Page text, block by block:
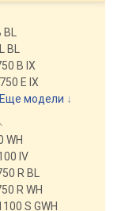
BL
B IX
E IX
Еще модели ↓
WH
IV
R BL
R WH
S GWH